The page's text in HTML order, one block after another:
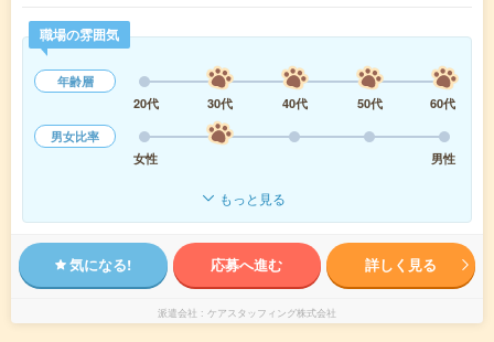
職場の雰囲気
年齢層
20代
30代 40代 50代
60代
男女比率
女性
男性
もっと見る
気になる! 応募へ進む 詳しく見る
派遣会社 ケアスタッフィング株式会社